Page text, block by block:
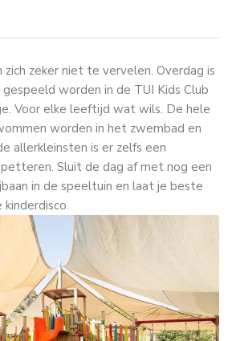
zich zeker niet te vervelen. Overdag is
worden in de TUI Kids Club
Voor elke leeftijd wat wils. De hele
worden in het zwembad en
allerkleinsten is er zelfs een
Sluit de dag af met nog een
in de speeltuin en laat je beste
kinderdisco.